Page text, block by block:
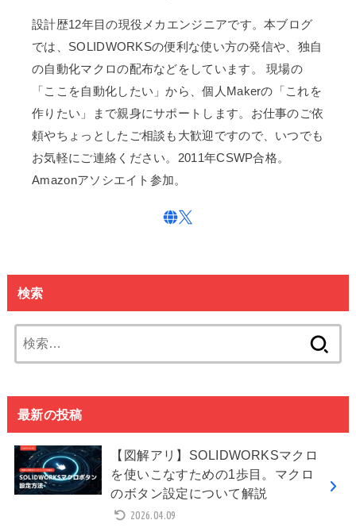
設計歴12年目の現役メカエンジニアです。本ブログ
では、SOLIDWORKSの便利な使い方の発信や、独自
の自動化マクロの配布などをしています。 現場の
「ここを自動化したい」から、個人Makerの「これを
作りたい」まで親身にサポートします。お仕事のご依
頼やちょっとしたご相談も大歓迎ですので、いつでも
お気軽にご連絡ください。2011年CSWP合格。
Amazonアソシエイト参加。
検索
索:
最新の投稿
【図解アリ】SOLIDWORKSマクロ
を使いこなすための1歩目。マクロ
のボタン設定について解説
2026.04.09